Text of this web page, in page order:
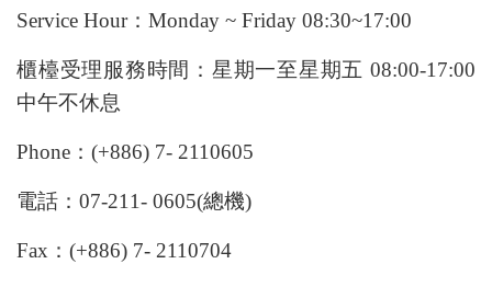
Service Hour：Monday ~ Friday 08:30~17:00
櫃檯受理服務時間：星期一至星期五 08:00-17:00
中午不休息
Phone：(+886) 7- 2110605
電話：07-211- 0605(總機)
Fax：(+886) 7- 2110704